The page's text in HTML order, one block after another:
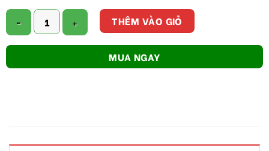
Scrubs - Quần áo phòng mổ - spa nails xanh lá số lượng
THÊM VÀO GIỎ
MUA NGAY